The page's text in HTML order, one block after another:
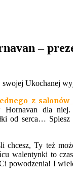
–
Ukochanej
z
Hornavan dla niej.
od serca… Spiesz
chcesz, Ty też
walentynki to
powodzenia! I